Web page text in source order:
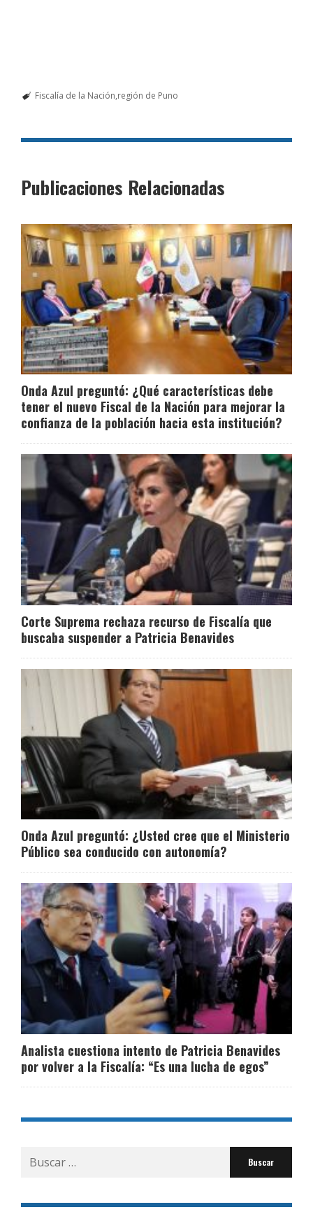
Fiscalía de la Nación región de Puno
Publicaciones Relacionadas
Onda Azul preguntó: ¿Qué características debe
tener el nuevo Fiscal de la Nación para mejorar la
confianza de la población hacia esta institución?
Corte Suprema rechaza recurso de Fiscalía que
buscaba suspender a Patricia Benavides
Onda Azul preguntó: ¿Usted cree que el Ministerio
Público sea conducido con autonomía?
Analista cuestiona intento de Patricia Benavides
por volver a la Fiscalía: “Es una lucha de egos”
Buscar
por: